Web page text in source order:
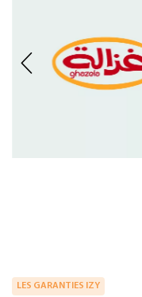
LES GARANTIES IZY